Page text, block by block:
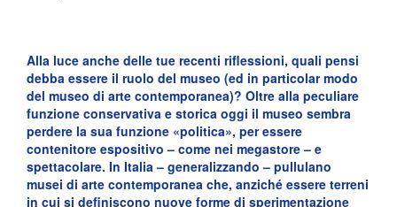
Alla luce anche delle tue recenti riflessioni, quali pensi
debba essere il ruolo del museo (ed in particolar modo
del museo di arte contemporanea)? Oltre alla peculiare
funzione conservativa e storica oggi il museo sembra
perdere la sua funzione «politica», per essere
contenitore espositivo – come nei megastore– e
spettacolare. In Italia – generalizzando– pullulano
musei di arte contemporanea che, anziché essere terreni
in cui si definiscono nuove forme di sperimentazione